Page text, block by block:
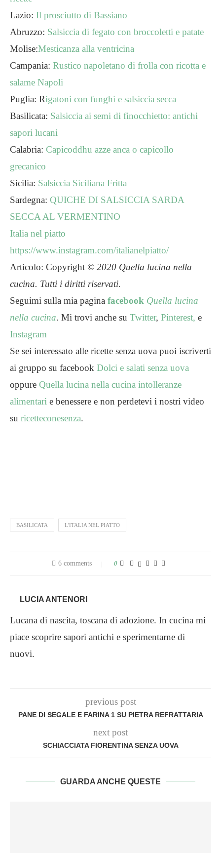
Lazio: Il prosciutto di Bassiano
Abruzzo: Salsiccia di fegato con broccoletti e patate
Molise:Mesticanza alla ventricina
Campania: Rustico napoletano di frolla con ricotta e
salame Napoli
Puglia: Rigatoni con funghi e salsiccia secca
Basilicata: Salsiccia ai semi di finocchietto: antichi
sapori lucani
Calabria: Capicoddhu azze anca o capicollo
grecanico
Sicilia: Salsiccia Siciliana Fritta
Sardegna: QUICHE DI SALSICCIA SARDA
SECCA AL VERMENTINO
Italia nel piatto
https://www.instagram.com/italianelpiatto/
Articolo: Copyright © 2020 Quella lucina nella
cucina. Tutti i diritti riservati.
Seguimi sulla mia pagina facebook Quella lucina
nella cucina. Mi trovi anche su Twitter, Pinterest, e
Instagram
Se sei interessato alle ricette senza uova puoi iscriverti
ai gruppo su facebook Dolci e salati senza uova
oppure Quella lucina nella cucina intolleranze
alimentari e benessere e non perdetevi i nostri video
su ricetteconesenza.
BASILICATA L'ITALIA NEL PIATTO
6 comments 0
LUCIA ANTENORI
Lucana di nascita, toscana di adozione. In cucina mi
piace scoprire sapori antichi e sperimentarne di
nuovi.
previous post
PANE DI SEGALE E FARINA 1 SU PIETRA REFRATTARIA
next post
SCHIACCIATA FIORENTINA SENZA UOVA
GUARDA ANCHE QUESTE